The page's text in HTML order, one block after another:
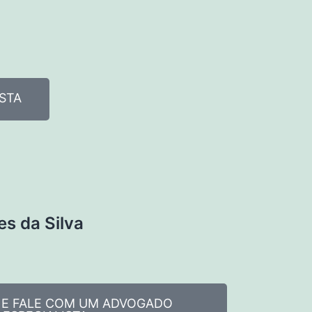
da Silva
FALE COM UM ADVOGADO